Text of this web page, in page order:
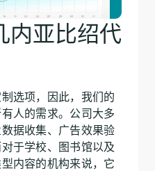
内亚比绍代
选项，因此，我们的
人的需求。公司大多
据收集、广告效果验
于学校、图书馆以及
内容的机构来说，它